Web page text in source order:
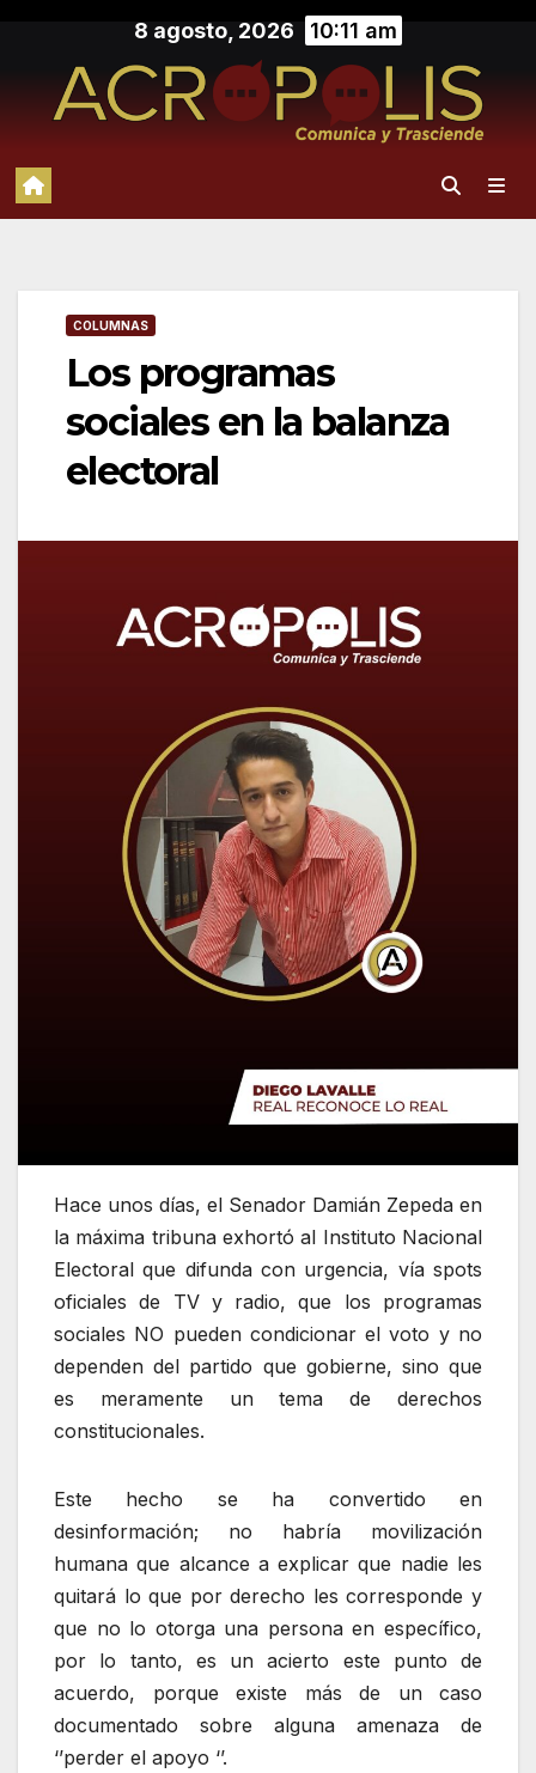
contenido
8 agosto, 2026 10:11 am
COLUMNAS
Los programas
sociales en la balanza
electoral
Hace unos días, el Senador Damián Zepeda en
la máxima tribuna exhortó al Instituto Nacional
Electoral que difunda con urgencia, vía spots
oficiales de TV y radio, que los programas
sociales NO pueden condicionar el voto y no
dependen del partido que gobierne, sino que
es meramente un tema de derechos
constitucionales.
Este hecho se ha convertido en
desinformación; no habría movilización
humana que alcance a explicar que nadie les
quitará lo que por derecho les corresponde y
que no lo otorga una persona en específico,
por lo tanto, es un acierto este punto de
acuerdo, porque existe más de un caso
documentado sobre alguna amenaza de
‘’perder el apoyo ‘’.